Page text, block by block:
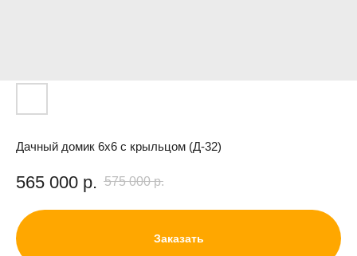
Дачный домик 6х6 с крыльцом (Д-32)
565 000 р. 575 000 р.
Заказать